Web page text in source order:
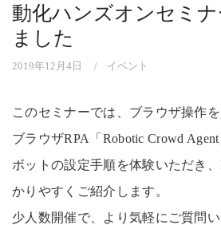
動化ハンズオンセミ
ました
2019年12月4日 イベント
このセミナーでは、ブラウザ操作
ブラウザRPA「Robotic Crowd
ボットの設定手順を体験いただき
かりやすくご紹介します。
少人数開催で、より気軽にご質問